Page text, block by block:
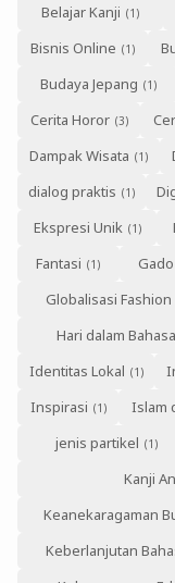
Belajar Kanji
Bisnis Online
Budaya Jepang
Cerita Horor
Dampak Wisata
dialog praktis
Ekspresi Unik
Fantasi
Globalisasi Fashion
Hari dalam
Identitas Lokal
Inspirasi
Islam
jenis partikel
Kanji
Keanekaragaman
Keberlanjutan